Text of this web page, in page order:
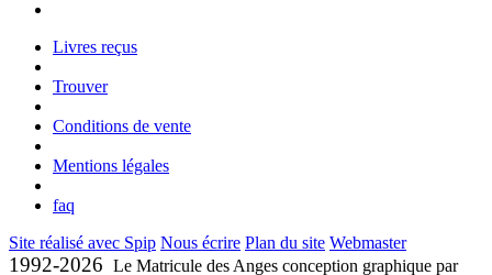
Livres reçus
Trouver
Conditions de vente
Mentions légales
faq
Site réalisé avec Spip Nous écrire Plan du site Webmaster
1992-2026 Le Matricule des Anges conception graphique par